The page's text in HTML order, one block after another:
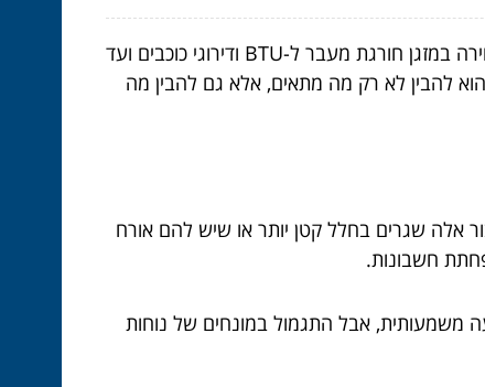
מיזוג אוויר אינו רק קירור חללים; זה ריקוד מורכב של גורמים סביבתיים, שיקולי אורח חיים ומפרטים טכניים. פעולת הבחירה במזגן חורגת מעבר ל-BTU ודירוגי כוכבים ועד
להבין לא רק מה מתאים, אלא גם להבין מה
אלה שגרים בחלל קטן יותר או שיש להם אורח
חשבונות.
כלל האופציה הרצויה עבור בתים מעל 2000 רגל מרובע. ההשקעה משמעותית, אבל התגמול במונחים של נוחות